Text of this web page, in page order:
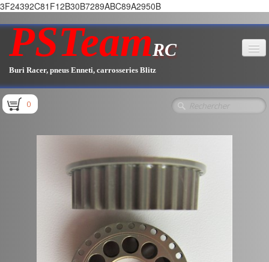
3F24392C81F12B30B7289ABC89A2950B
PSTeamRC
Buri Racer, pneus Enneti, carrosseries Blitz
Accueil
Pièces E1.1 / E1.2
Pièces E1.3
Pièces E2.1
0